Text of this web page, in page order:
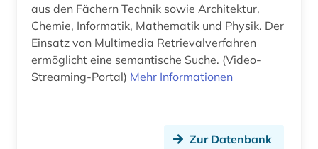
wissenschaftsentwicklung (1)
wissenschaftsgeschichte (3)
wärmetechnik (1)
aus den Fächern Technik sowie Architektur,
Chemie, Informatik, Mathematik und Physik. Der
Einsatz von Multimedia Retrievalverfahren
ermöglicht eine semantische Suche. (Video-
Streaming-Portal) Mehr Informationen
Zur Datenbank